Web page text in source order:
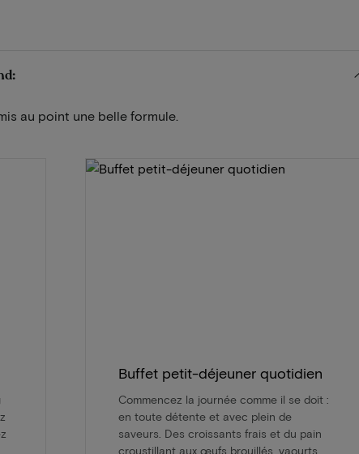
au point une belle formule.
Buffet petit-déjeuner quotidien
Commencez la journée comme il se doit :
en toute détente et avec plein de
saveurs. Des croissants frais et du pain
croustillant aux œufs brouillés, yaourts,